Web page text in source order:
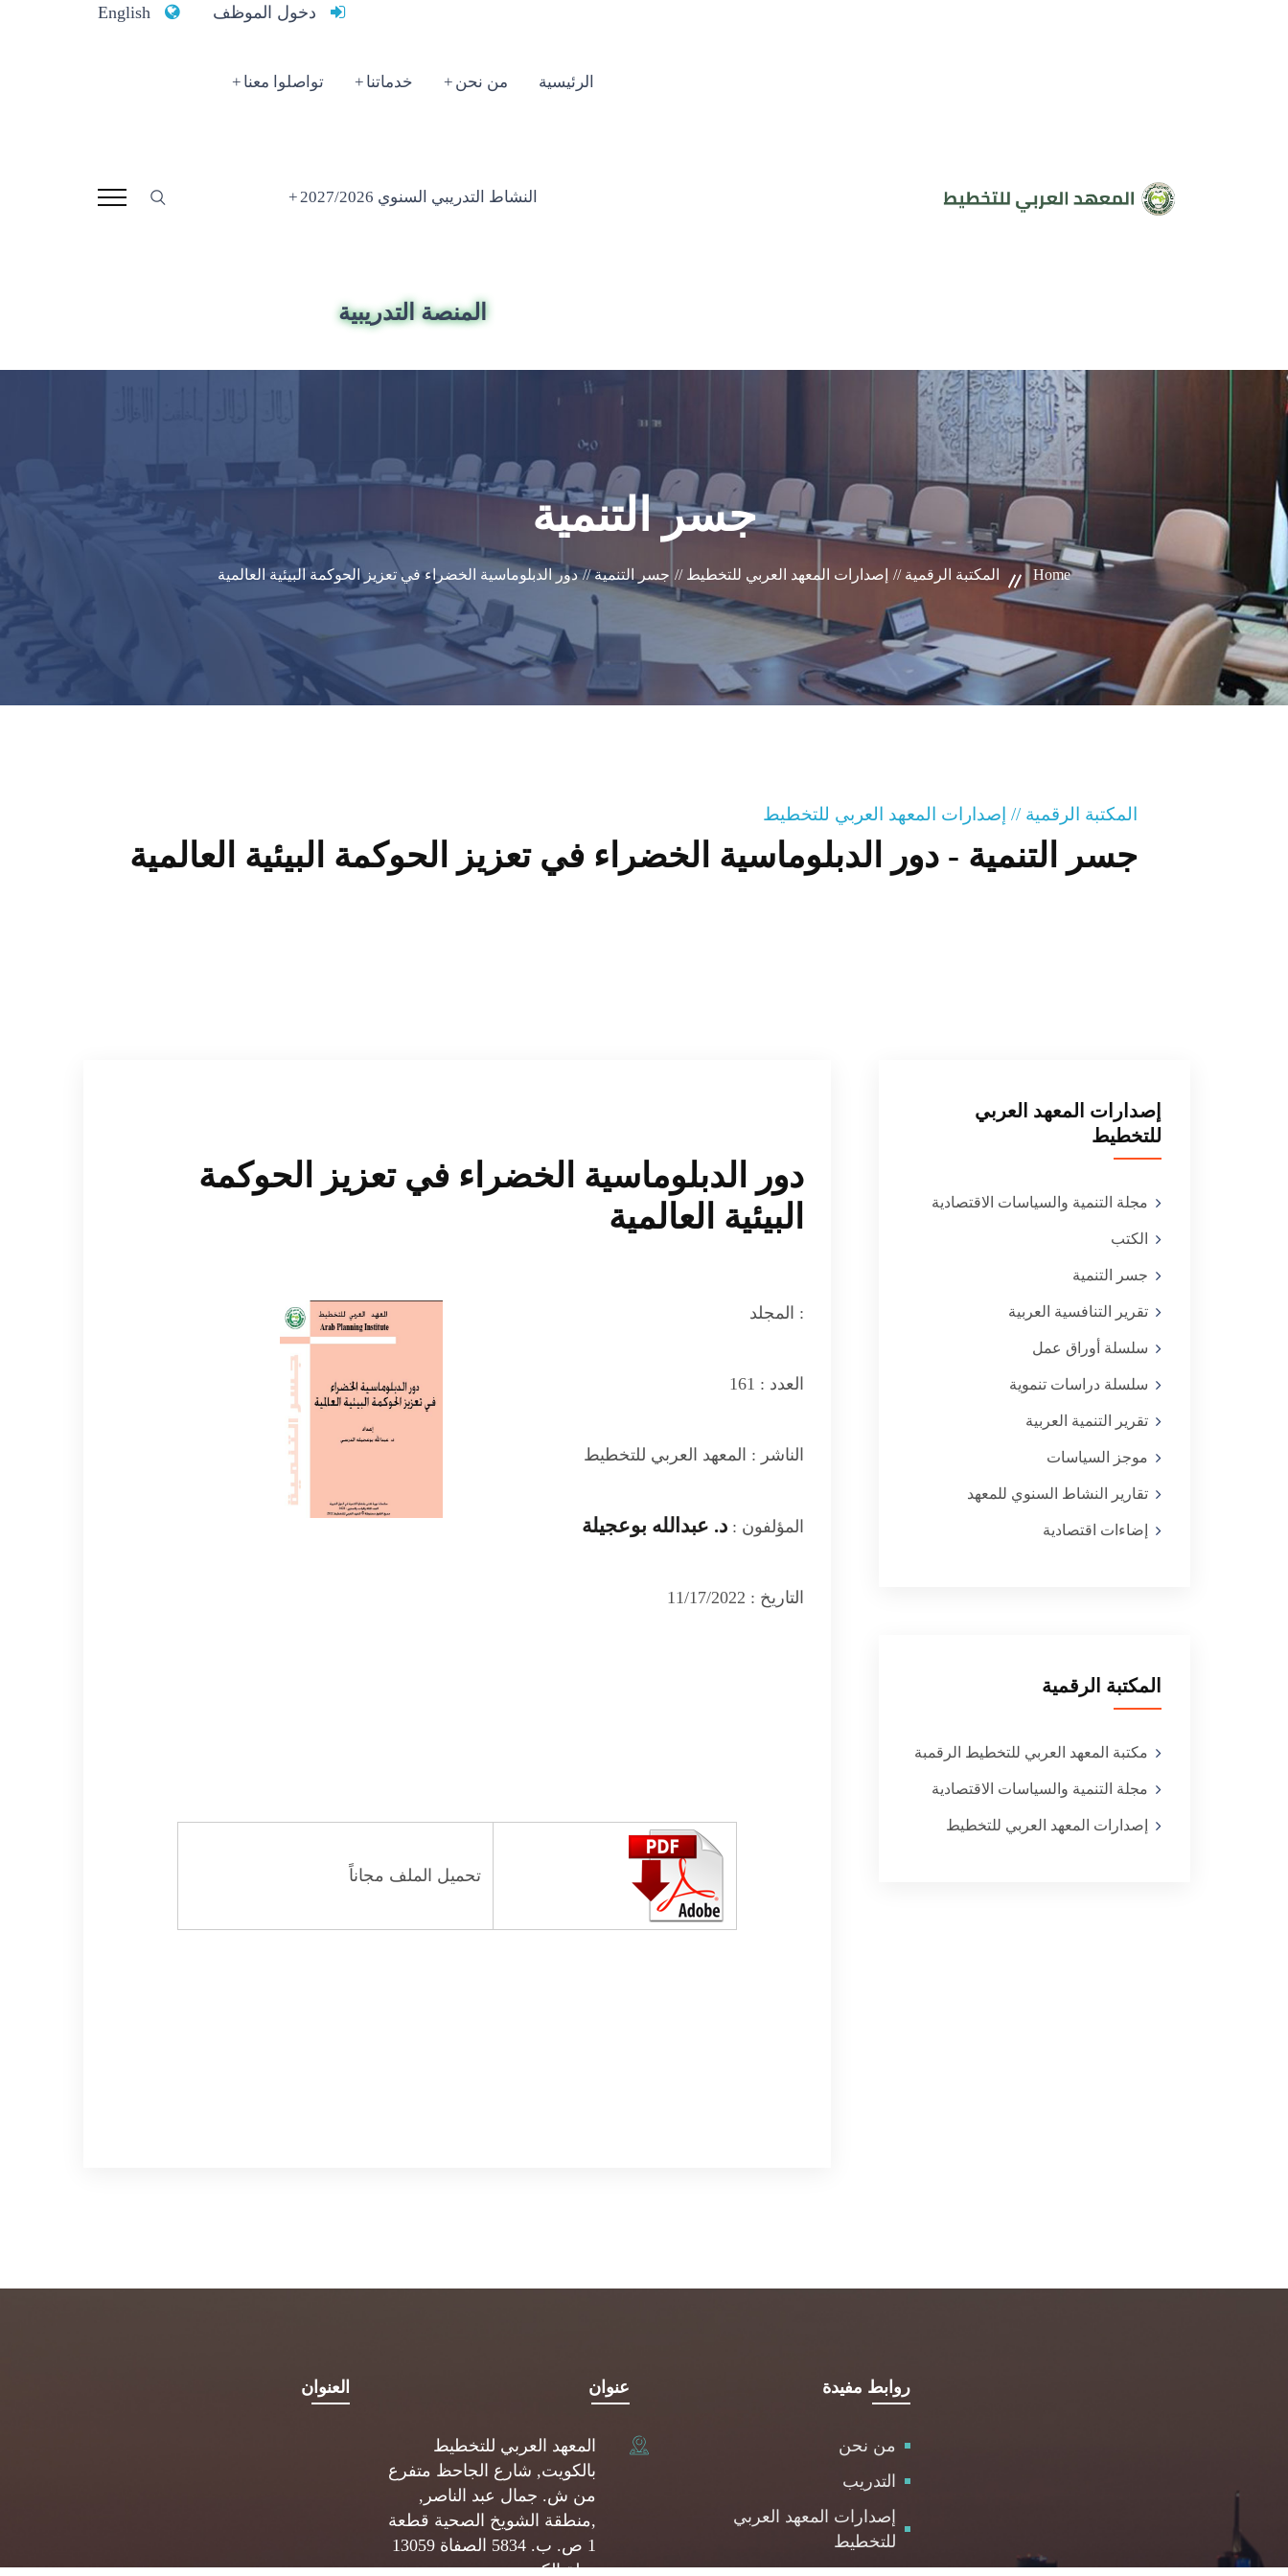
دخول الموظف English
الرئيسية من نحن خدماتنا تواصلوا معنا
النشاط التدريبي السنوي 2027/2026
المنصة التدريبية
جسر التنمية
Home المكتبة الرقمية // إصدارات المعهد العربي للتخطيط // جسر التنمية // دور الدبلوماسية الخضراء في تعزيز الحوكمة البيئية العالمية
المكتبة الرقمية // إصدارات المعهد العربي للتخطيط
جسر التنمية - دور الدبلوماسية الخضراء في تعزيز الحوكمة البيئية العالمية
دور الدبلوماسية الخضراء في تعزيز الحوكمة
البيئية العالمية
المجلد :
العدد : 161
الناشر : المعهد العربي للتخطيط
المؤلفون :د. عبدالله بوعجيلة
التاريخ : 11/17/2022
تحميل الملف مجاناً
إصدارات المعهد العربي
للتخطيط
مجلة التنمية والسياسات الاقتصادية
الكتب
جسر التنمية
تقرير التنافسية العربية
سلسلة أوراق عمل
سلسلة دراسات تنموية
تقرير التنمية العربية
موجز السياسات
تقارير النشاط السنوي للمعهد
إضاءات اقتصادية
المكتبة الرقمية
مكتبة المعهد العربي للتخطيط الرقمبة
مجلة التنمية والسياسات الاقتصادية
إصدارات المعهد العربي للتخطيط
العنوان عنوان
المعهد العربي للتخطيط
بالكويت, شارع الجاحظ متفرع
من ش. جمال عبد الناصر,
,منطقة الشويخ الصحية قطعة
1 ص. ب. 5834 الصفاة 13059
دولة الكويت
روابط مفيدة
من نحن
التدريب
إصدارات المعهد العربي
للتخطيط